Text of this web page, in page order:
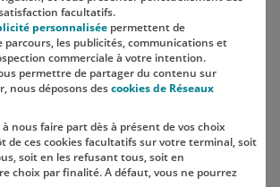
?
NOUS SUR LES RÉSEAUX
SOCIAUX
facultatifs.
personnalisée permettent de
parcours, les publicités, communications et
commerciale à votre intention.
permettre de partager du contenu sur
nous déposons descookies de Réseaux
nous faire part dès à présent de vos choix
de ces cookies facultatifs sur votre terminal, soit
soit en les refusant tous, soit en
choix par finalité. A défaut, vous ne pourrez